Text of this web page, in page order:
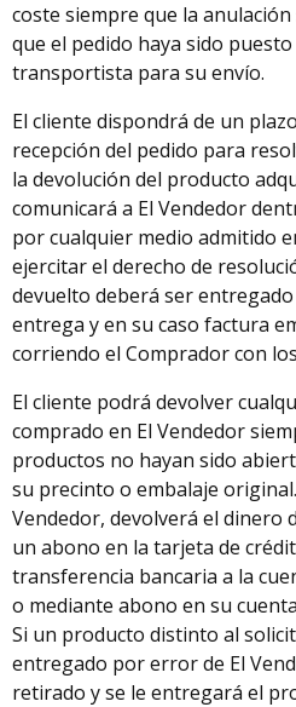
coste siempre que la
que el pedido haya sido
transportista para su envío.
El cliente dispondrá de un
recepción del pedido para
la devolución del producto
comunicará a El Vendedor
por cualquier medio admitido
ejercitar el derecho de
devuelto deberá ser
entrega y en su caso factura
corriendo el Comprador con
El cliente podrá devolver
comprado en El Vendedor
productos no hayan sido
su precinto o embalaje
Vendedor, devolverá el dinero
un abono en la tarjeta de
transferencia bancaria a la
o mediante abono en su
Si un producto distinto al
entregado por error de El
retirado y se le entregará el